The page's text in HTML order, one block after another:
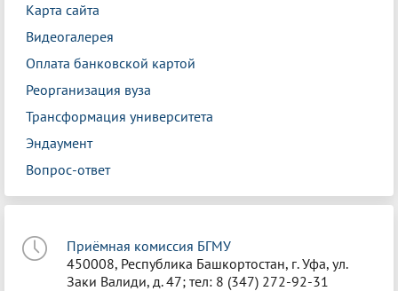
Карта сайта
Видеогалерея
Оплата банковской картой
Реорганизация вуза
Трансформация университета
Эндаумент
Вопрос-ответ
Приёмная комиссия БГМУ
450008, Республика Башкортостан, г. Уфа, ул.
Заки Валиди, д. 47; тел: 8 (347) 272-92-31